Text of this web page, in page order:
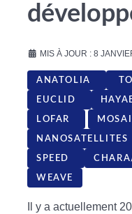
MIS À JOUR : 8
ANATOLIA
EUCLID
LOFAR
NANOSATELLITES
SPEED
WEAVE
Il y a actuellement